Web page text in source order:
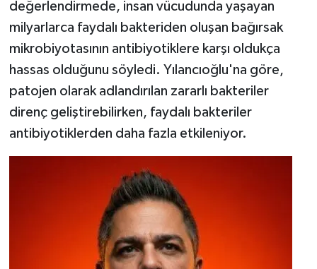
değerlendirmede, insan vücudunda yaşayan
milyarlarca faydalı bakteriden oluşan bağırsak
mikrobiyotasının antibiyotiklere karşı oldukça
hassas olduğunu söyledi. Yılancıoğlu'na göre,
patojen olarak adlandırılan zararlı bakteriler
direnç geliştirebilirken, faydalı bakteriler
antibiyotiklerden daha fazla etkileniyor.